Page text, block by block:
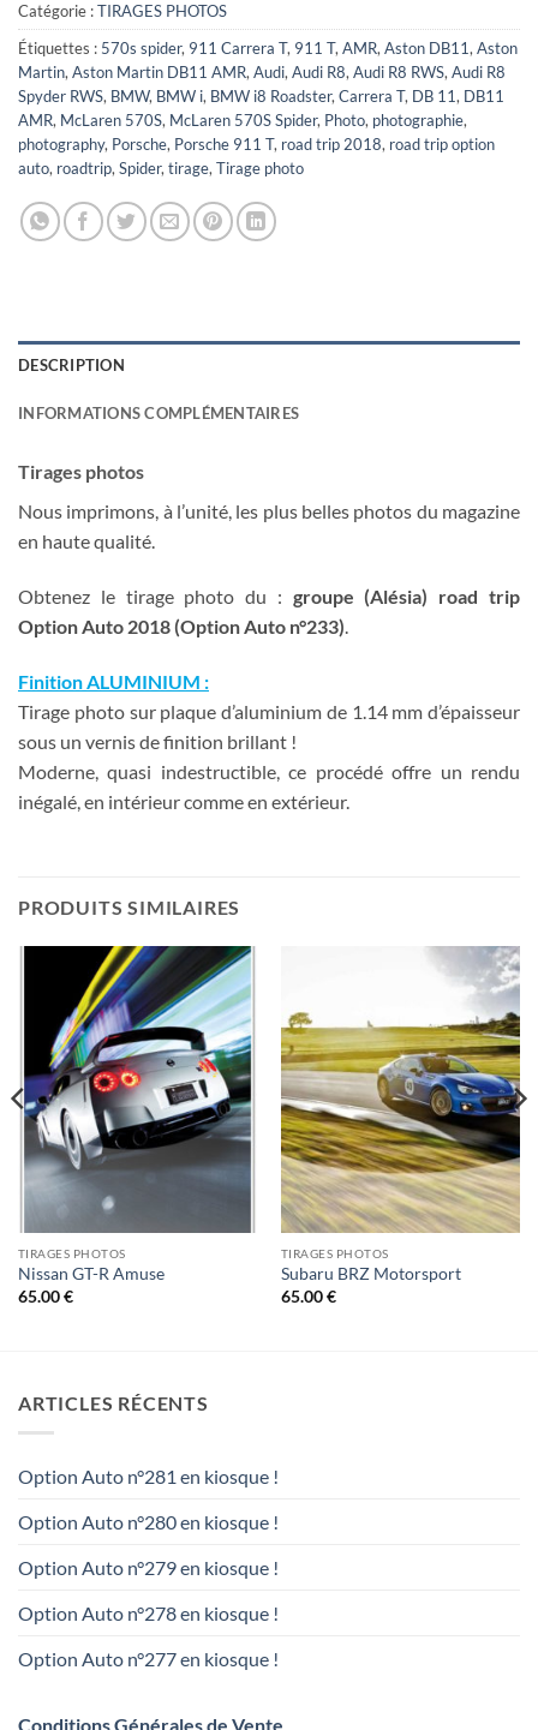
Catégorie :TIRAGES PHOTOS
Étiquettes : 570s spider, 911 Carrera T, 911 T, AMR, Aston DB11, Aston
Martin, Aston Martin DB11 AMR, Audi, Audi R8, Audi R8 RWS, Audi R8
Spyder RWS, BMW, BMW i, BMW i8 Roadster, Carrera T, DB 11, DB11
AMR, McLaren 570S, McLaren 570S Spider, Photo, photographie,
photography, Porsche, Porsche 911 T, road trip 2018, road trip option
auto, roadtrip, Spider, tirage, Tirage photo
DESCRIPTION
INFORMATIONS COMPLÉMENTAIRES
Tirages photos
Nous imprimons, à l’unité, les plus belles photos du magazine
en haute qualité.
Obtenez le tirage photo du : groupe (Alésia) road trip
Option Auto 2018 (Option Auto n°233)
Finition ALUMINIUM :
Tirage photo sur plaque d’aluminium de 1.14 mm d’épaisseur
sous un vernis de finition brillant !
Moderne, quasi indestructible, ce procédé offre un rendu
inégalé, en intérieur comme en extérieur.
PRODUITS SIMILAIRES
TIRAGES PHOTOS
Nissan GT-R Amuse
65.00€
TIRAGES PHOTOS
Subaru BRZ Motorsport
65.00€
ARTICLES RÉCENTS
Option Auto n°281 en kiosque !
Option Auto n°280 en kiosque !
Option Auto n°279 en kiosque !
Option Auto n°278 en kiosque !
Option Auto n°277 en kiosque !
Conditions Générales de Vente